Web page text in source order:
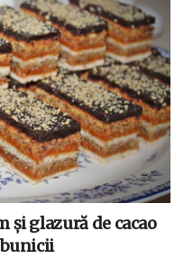
și glazură de cacao